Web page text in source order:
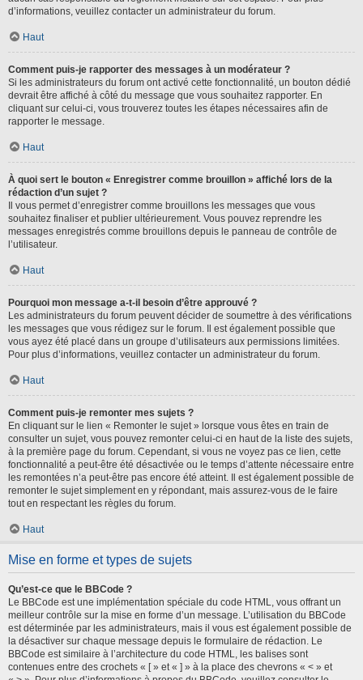
d’informations, veuillez contacter un administrateur du forum.
Haut
Comment puis-je rapporter des messages à un modérateur ?
Si les administrateurs du forum ont activé cette fonctionnalité, un bouton dédié
devrait être affiché à côté du message que vous souhaitez rapporter. En
cliquant sur celui-ci, vous trouverez toutes les étapes nécessaires afin de
rapporter le message.
Haut
À quoi sert le bouton « Enregistrer comme brouillon » affiché lors de la
rédaction d’un sujet ?
Il vous permet d’enregistrer comme brouillons les messages que vous
souhaitez finaliser et publier ultérieurement. Vous pouvez reprendre les
messages enregistrés comme brouillons depuis le panneau de contrôle de
l’utilisateur.
Haut
Pourquoi mon message a-t-il besoin d’être approuvé ?
Les administrateurs du forum peuvent décider de soumettre à des vérifications
les messages que vous rédigez sur le forum. Il est également possible que
vous ayez été placé dans un groupe d’utilisateurs aux permissions limitées.
Pour plus d’informations, veuillez contacter un administrateur du forum.
Haut
Comment puis-je remonter mes sujets ?
En cliquant sur le lien « Remonter le sujet » lorsque vous êtes en train de
consulter un sujet, vous pouvez remonter celui-ci en haut de la liste des sujets,
à la première page du forum. Cependant, si vous ne voyez pas ce lien, cette
fonctionnalité a peut-être été désactivée ou le temps d’attente nécessaire entre
les remontées n’a peut-être pas encore été atteint. Il est également possible de
remonter le sujet simplement en y répondant, mais assurez-vous de le faire
tout en respectant les règles du forum.
Haut
Mise en forme et types de sujets
Qu’est-ce que le BBCode ?
Le BBCode est une implémentation spéciale du code HTML, vous offrant un
meilleur contrôle sur la mise en forme d’un message. L’utilisation du BBCode
est déterminée par les administrateurs, mais il vous est également possible de
la désactiver sur chaque message depuis le formulaire de rédaction. Le
BBCode est similaire à l’architecture du code HTML, les balises sont
contenues entre des crochets « [ » et « ] » à la place des chevrons « < » et